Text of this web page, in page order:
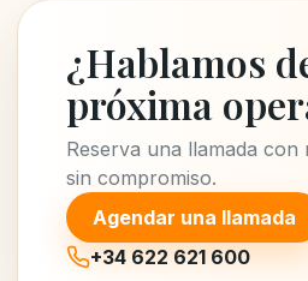
¿Hablamos
próxima
Reserva una llamada con
sin compromiso.
Agendar una llamada
+34 622 621 600